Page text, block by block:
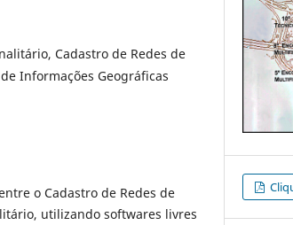
Cadastro de Redes de
Informações Geográficas
o Cadastro de Redes de
utilizando softwares livres